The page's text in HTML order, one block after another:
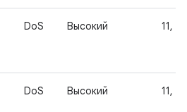
DoS Высокий 11,
DoS Высокий 11,